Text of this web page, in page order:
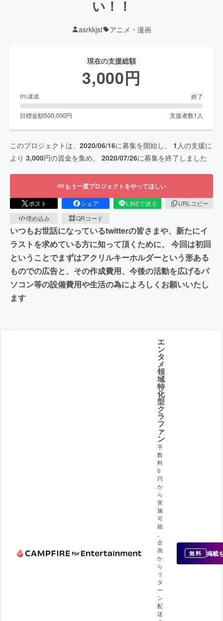
い！！
asrkkjst アニメ・漫画
現在の支援総額
3,000円
0%達成 終了
目標金額500,000円 支援者数1 人
このプロジェクトは、 2020/06/16に募集を開始し、 1 人の支援に
より 3,000円の資金を集め、 2020/07/26に募集を終了しました
もう一度プロジェクトをやってほしい
ポスト シェア LINEで送る
URLコピー
埋め込み
QRコード
いつもお世話になっているtwitterの皆さまや、新たにイ
ラストを求めている方に知って頂くために、 今回は初回
ということでまずはアクリルキーホルダーという形ある
ものでの広告と、その作成費用、今後の活動を広げるパ
ソコン等の設備費用や生活の為によろしくお願いいたし
ます
エ
ン
タ
メ
領
域
特
化
型
ク
ラ
フ
ァ
ン
手
数
料
0
円
か
ら
実
施
可
能
企
画
か
ら
リ
タ
ー
ン
配
送
無料 掲載